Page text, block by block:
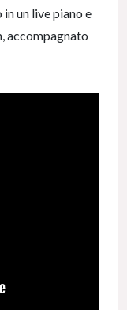
in un live piano e
accompagnato